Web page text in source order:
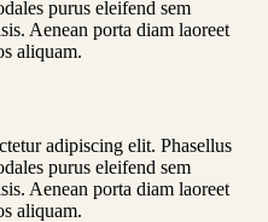
purus eleifend sem
Aenean porta diam laoreet
aliquam.
adipiscing elit. Phasellus
purus eleifend sem
Aenean porta diam laoreet
aliquam.